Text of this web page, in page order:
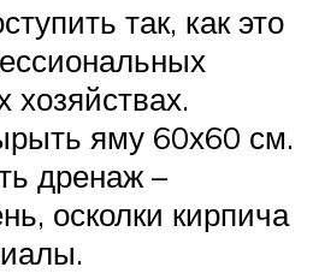
так, как это
хозяйствах.
яму 60х60 см.
дренаж –
осколки кирпича